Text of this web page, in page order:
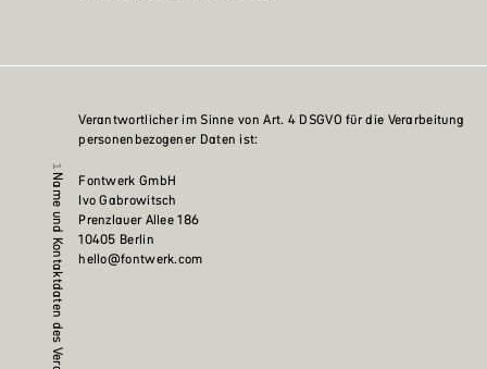
Name und Kontaktdaten des Verantwortlichen
Verantwortlicher im Sinne von Art. 4 DSGVO für die Verarbeitung
personenbezogener Daten ist:
Fontwerk GmbH
Ivo Gabrowitsch
Prenzlauer Allee 186
10405 Berlin
hello@fontwerk.com